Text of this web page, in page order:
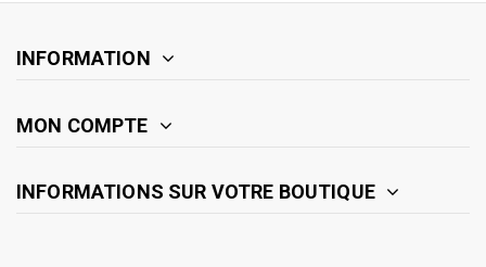
INFORMATION
MON COMPTE
INFORMATIONS SUR VOTRE BOUTIQUE